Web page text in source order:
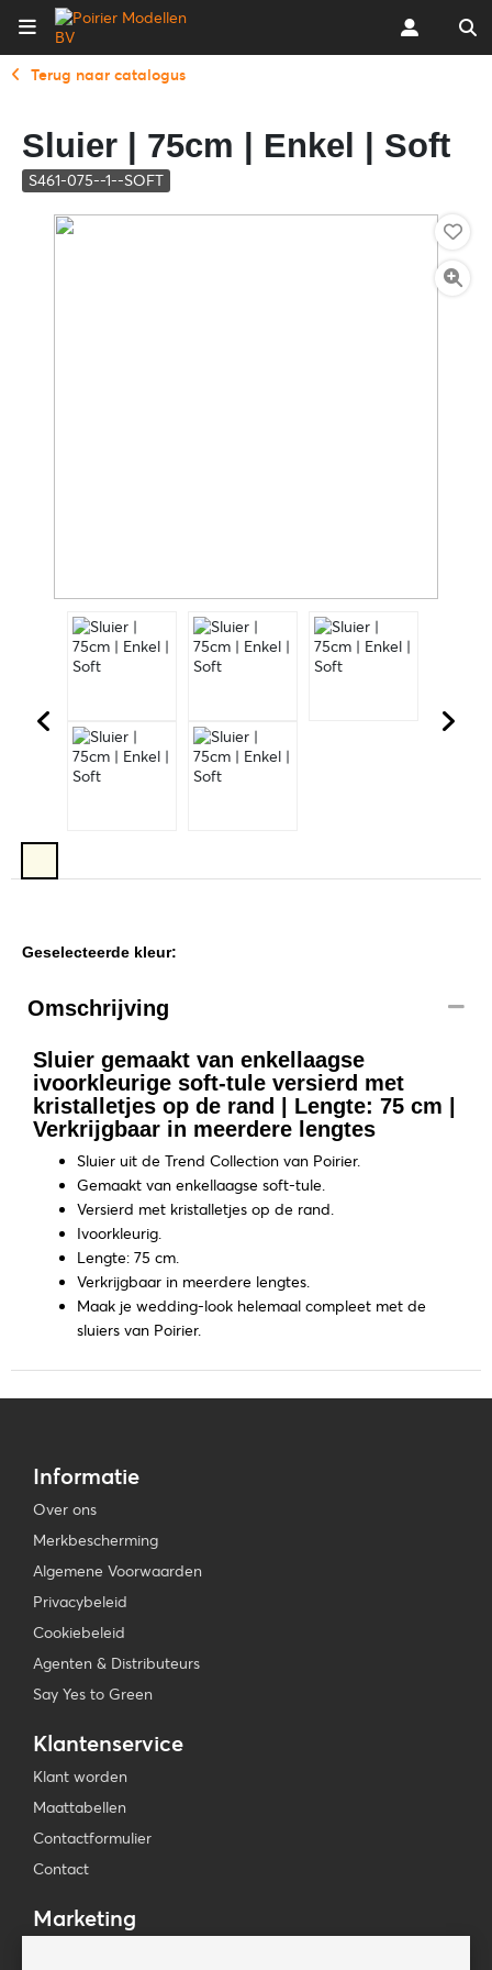
Terug naar catalogus
Sluier | 75cm | Enkel | Soft
S461-075--1--SOFT
Geselecteerde kleur:
Omschrijving
Sluier gemaakt van enkellaagse
ivoorkleurige soft-tule versierd met
kristalletjes op de rand | Lengte: 75 cm |
Verkrijgbaar in meerdere lengtes
Sluier uit de Trend Collection van Poirier.
Gemaakt van enkellaagse soft-tule.
Versierd met kristalletjes op de rand.
Ivoorkleurig.
Lengte: 75 cm.
Verkrijgbaar in meerdere lengtes.
Maak je wedding-look helemaal compleet met de
sluiers van Poirier.
Informatie
Over ons
Merkbescherming
Algemene Voorwaarden
Privacybeleid
Cookiebeleid
Agenten & Distributeurs
Say Yes to Green
Klantenservice
Klant worden
Maattabellen
Contactformulier
Contact
Marketing